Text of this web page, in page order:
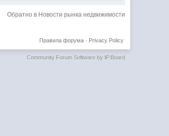
Обратно в Новости рынка недвижимости
Privacy Policy
Правила форума·
Community Forum Software by IP.Board